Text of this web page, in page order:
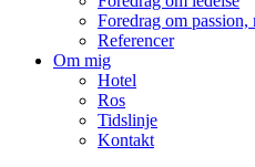
Foredrag om
Referencer
Om mig
Hotel
Ros
Tidslinje
Kontakt